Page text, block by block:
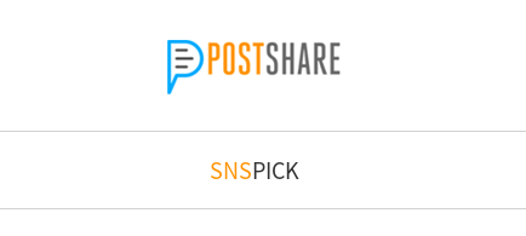
SNSPICK